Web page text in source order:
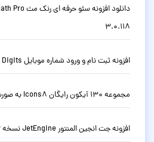
3.0.118
افزونه ثبت نام و ورود شماره موبایل Digits وردپرس نسخه 9.2
مجموعه 130 آیکون رایگان Icons8 به صورت SVG
افزونه جت انجین المنتور JetEngine نسخه 3.8.13.2